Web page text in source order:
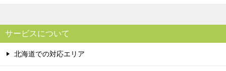
サービスについて
北海道での対応エリア